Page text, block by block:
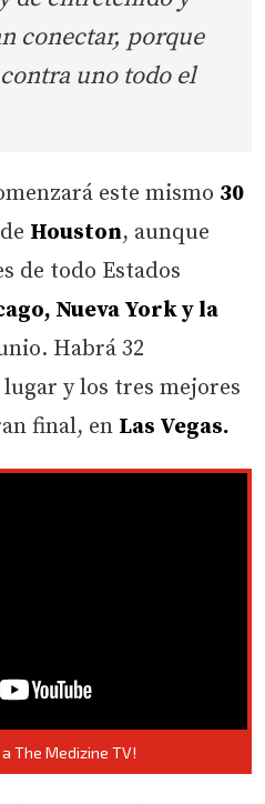
conectar, porque
uno todo el
este mismo 30
Houston, aunque
de todo Estados
Nueva York y la
Habrá 32
y los tres mejores
final, en Las Vegas.
The Medizine TV!